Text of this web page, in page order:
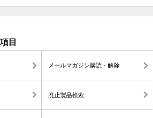
目
メールマガジン購読・解除
廃止製品検索